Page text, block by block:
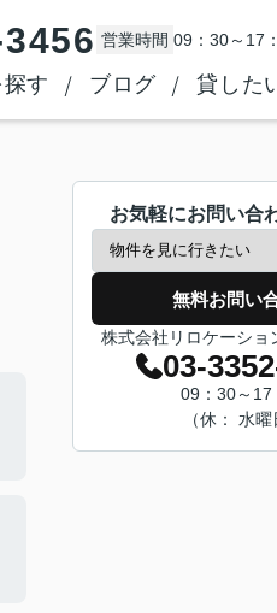
営業時間 09：30～17
す ブログ 貸した
お気軽にお問い合
無料お問い
株式会社リロケーショ
03-
09：30～17
（休： 水曜